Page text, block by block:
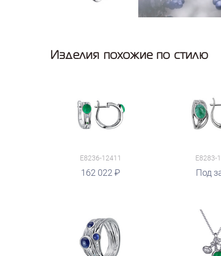
Изделия похожие по стилю
E8236-12411
162 022
E8283-
Под
руб.